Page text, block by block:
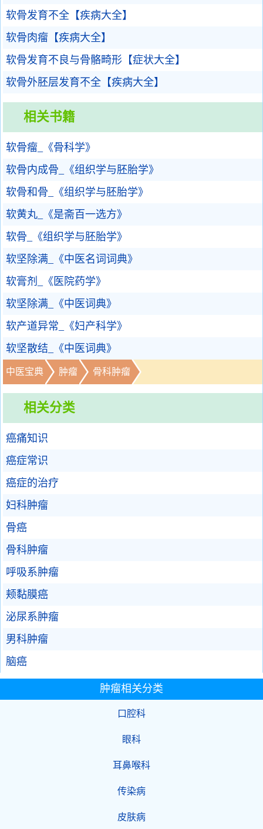
软骨发育不全【疾病大全】
软骨肉瘤【疾病大全】
软骨发育不良与骨骼畸形【症状大全】
软骨外胚层发育不全【疾病大全】
相关书籍
软骨瘤_《骨科学》
软骨内成骨_《组织学与胚胎学》
软骨和骨_《组织学与胚胎学》
软黄丸_《是斋百一选方》
软骨_《组织学与胚胎学》
软坚除满_《中医名词词典》
软膏剂_《医院药学》
软坚除满_《中医词典》
软产道异常_《妇产科学》
软坚散结_《中医词典》
中医宝典 肿瘤 骨科肿瘤
相关分类
癌痛知识
癌症常识
癌症的治疗
妇科肿瘤
骨癌
骨科肿瘤
呼吸系肿瘤
颊黏膜癌
泌尿系肿瘤
男科肿瘤
脑癌
肿瘤相关分类
口腔科
眼科
耳鼻喉科
传染病
皮肤病